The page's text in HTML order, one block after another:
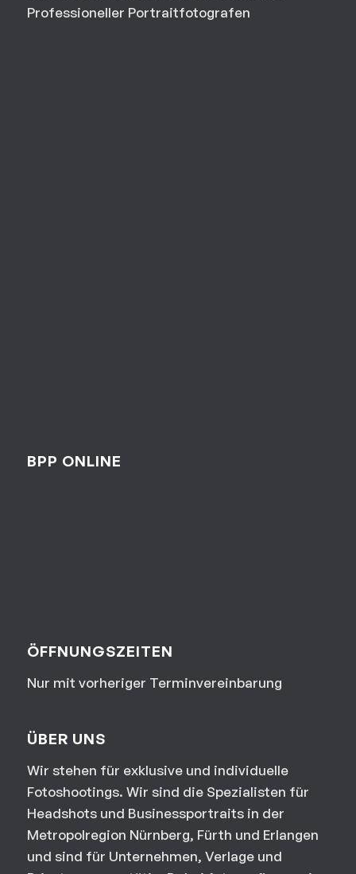
Professioneller Portraitfotografen
BPP ONLINE
ÖFFNUNGSZEITEN
Nur mit vorheriger Terminvereinbarung
ÜBER UNS
Wir stehen für exklusive und individuelle
Fotoshootings. Wir sind die Spezialisten für
Headshots und Businessportraits in der
Metropolregion Nürnberg, Fürth und Erlangen
und sind für Unternehmen, Verlage und